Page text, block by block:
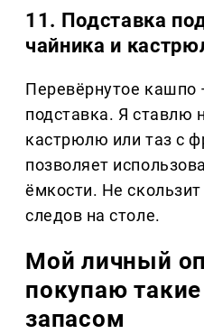
11. Подставка
чайника и
Перевёрнутое кашпо
подставка. Я ставлю
кастрюлю или таз с
позволяет
ёмкости. Не
следов на столе.
Мой личный
покупаю
запасом